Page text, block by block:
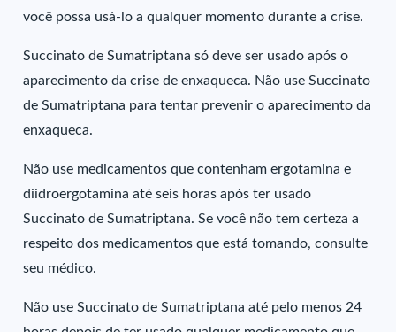
você possa usá-lo a qualquer momento durante a crise.
Succinato de Sumatriptana só deve ser usado após o
aparecimento da crise de enxaqueca. Não use Succinato
de Sumatriptana para tentar prevenir o aparecimento da
enxaqueca.
Não use medicamentos que contenham ergotamina e
diidroergotamina até seis horas após ter usado
Succinato de Sumatriptana. Se você não tem certeza a
respeito dos medicamentos que está tomando, consulte
seu médico.
Não use Succinato de Sumatriptana até pelo menos 24